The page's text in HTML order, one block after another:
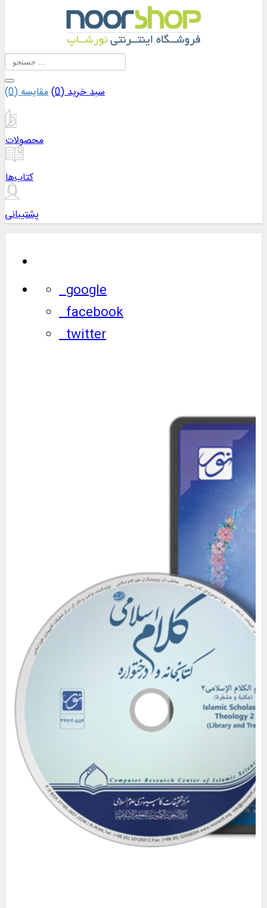
سبد خرید (0
)مقایسه (0
)
محصولات
کتاب‌ها
پشتیبانی
google
facebook
twitter